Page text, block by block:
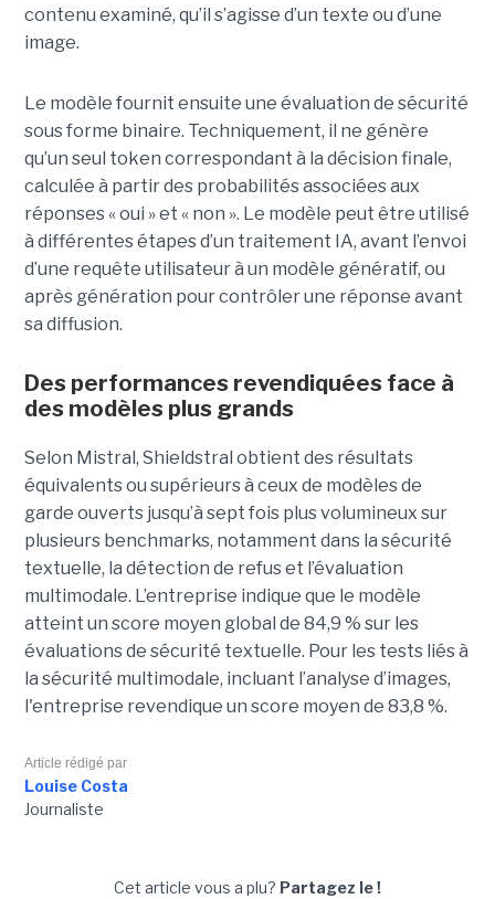
contenu examiné, qu’il s’agisse d’un texte ou d’une
image.
Le modèle fournit ensuite une évaluation de sécurité
sous forme binaire. Techniquement, il ne génère
qu’un seul token correspondant à la décision finale,
calculée à partir des probabilités associées aux
réponses « oui » et « non ». Le modèle peut être utilisé
à différentes étapes d’un traitement IA, avant l’envoi
d’une requête utilisateur à un modèle génératif, ou
après génération pour contrôler une réponse avant
sa diffusion.
Des performances revendiquées face à
des modèles plus grands
Selon Mistral, Shieldstral obtient des résultats
équivalents ou supérieurs à ceux de modèles de
garde ouverts jusqu’à sept fois plus volumineux sur
plusieurs benchmarks, notamment dans la sécurité
textuelle, la détection de refus et l’évaluation
multimodale. L’entreprise indique que le modèle
atteint un score moyen global de 84,9 % sur les
évaluations de sécurité textuelle. Pour les tests liés à
la sécurité multimodale, incluant l’analyse d’images,
l'entreprise revendique un score moyen de 83,8 %.
Article rédigé par
Louise Costa
Journaliste
Cet article vous a plu? Partagez le !